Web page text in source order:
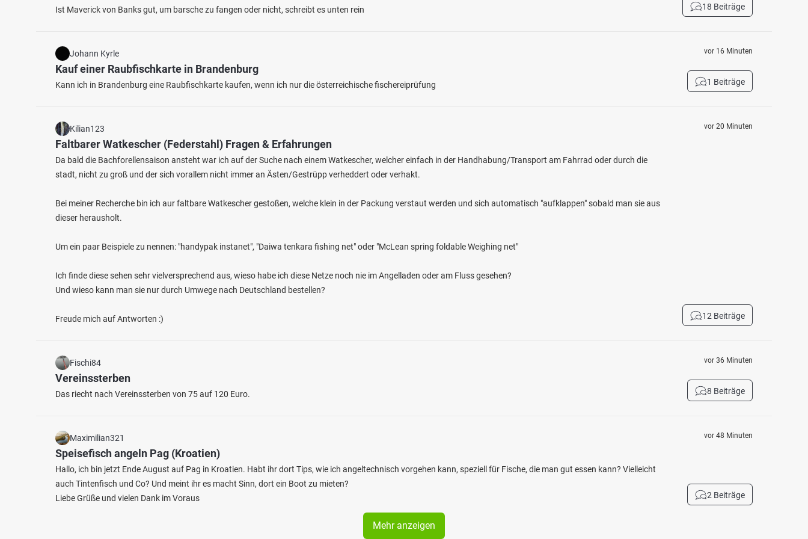
207 125
Bockwisch
Fischarten: Zwergwels, Hecht, Brachse, Karpfen,
Kleine Tonkuhle (Itzehoe)
Fischarten: Karpfen, Schleie, Flussbarsch, Hecht,
Ist Maverick von Banks gut, um barsche zu fangen oder nicht, schreibt es unten rein 18 Beiträge
Johann Kyrle
Kauf einer Raubfischkarte in Brandenburg
Kann ich in Brandenburg eine Raubfischkarte kaufen, wenn ich nur die österreichische fischereiprüfung
vor 16 Minuten
1 Beiträge
Kilian123
Faltbarer Watkescher (Federstahl) Fragen & Erfahrungen
Da bald die Bachforellensaison ansteht war ich auf der Suche nach einem Watkescher, welcher einfach in der Handhabung/Transport am Fahrrad oder durch die
stadt, nicht zu groß und der sich vorallem nicht immer an Ästen/Gestrüpp verheddert oder verhakt.
Bei meiner Recherche bin ich aur faltbare Watkescher gestoßen, welche klein in der Packung verstaut werden und sich automatisch "aufklappen" sobald man sie aus
dieser herausholt.
Um ein paar Beispiele zu nennen: "handypak instanet", "Daiwa tenkara fishing net" oder "McLean spring foldable Weighing net"
Ich finde diese sehen sehr vielversprechend aus, wieso habe ich diese Netze noch nie im Angelladen oder am Fluss gesehen?
Und wieso kann man sie nur durch Umwege nach Deutschland bestellen?
Freude mich auf Antworten :)
vor 20 Minuten
12 Beiträge
Fischi84
Vereinssterben
Das riecht nach Vereinssterben von 75 auf 120 Euro.
vor 36 Minuten
8 Beiträge
Maximilian321
Speisefisch angeln Pag (Kroatien)
Hallo, ich bin jetzt Ende August auf Pag in Kroatien. Habt ihr dort Tips, wie ich angeltechnisch vorgehen kann, speziell für Fische, die man gut essen kann? Vielleicht
auch Tintenfisch und Co? Und meint ihr es macht Sinn, dort ein Boot zu mieten?
Liebe Grüße und vielen Dank im Voraus
vor 48 Minuten
2 Beiträge
Mehr anzeigen